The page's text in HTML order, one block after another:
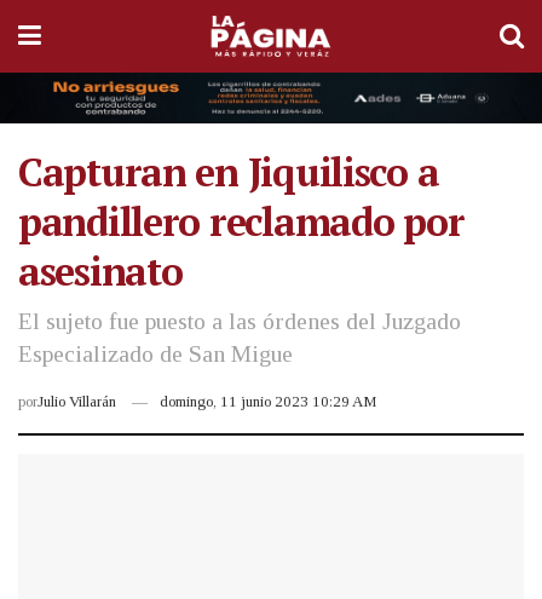
Capturan en Jiquilisco a
pandillero reclamado por
asesinato
El sujeto fue puesto a las órdenes del Juzgado
Especializado de San Migue
porJulio Villarán domingo, 11 junio 2023 10:29 AM